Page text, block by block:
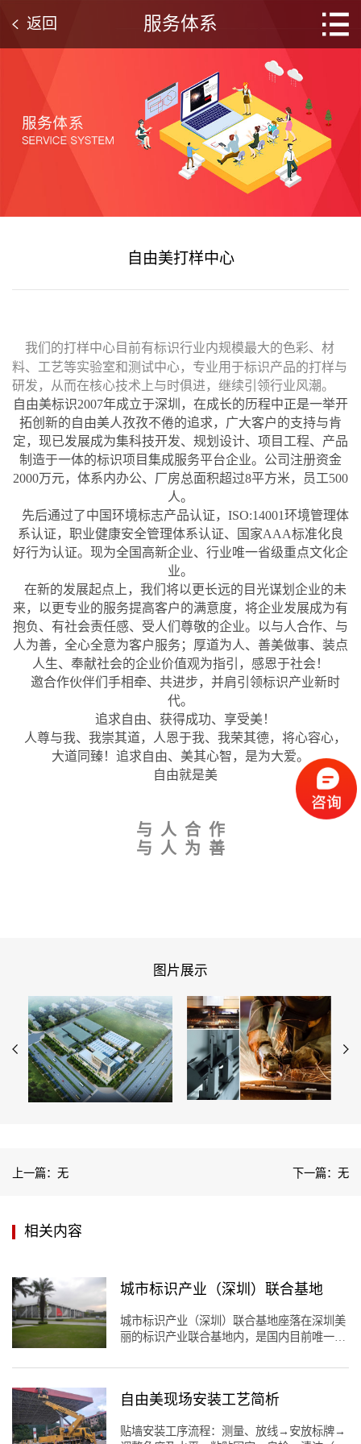
服务体系
返回
自由美打样中心
我们的打样中心目前有标识行业内规模最大的色彩、材
料、工艺等实验室和测试中心，专业用于标识产品的打样与
研发，从而在核心技术上与时俱进，继续引领行业风潮。
自由美标识2007年成立于深圳，在成长的历程中正是一举开
拓创新的自由美人孜孜不倦的追求，广大客户的支持与肯
定，现已发展成为集科技开发、规划设计、项目工程、产品
制造于一体的标识项目集成服务平台企业。公司注册资金
2000万元，体系内办公、厂房总面积超过8平方米，员工500
人。
先后通过了中国环境标志产品认证，ISO:14001环境管理体
系认证，职业健康安全管理体系认证、国家AAA标准化良
好行为认证。现为全国高新企业、行业唯一省级重点文化企
业。
在新的发展起点上，我们将以更长远的目光谋划企业的未
来，以更专业的服务提高客户的满意度，将企业发展成为有
抱负、有社会责任感、受人们尊敬的企业。以与人合作、与
人为善，全心全意为客户服务；厚道为人、善美做事、装点
人生、奉献社会的企业价值观为指引，感恩于社会！
邀合作伙伴们手相牵、共进步，并肩引领标识产业新时
代。
追求自由、获得成功、享受美！
人尊与我、我崇其道，人恩于我、我荣其德，将心容心，
大道同臻！追求自由、美其心智，是为大爱。
自由就是美
与 人 合 作
与 人 为 善
图片展示
上一篇：无 下一篇：无
相关内容
城市标识产业（深圳）联合基地
城市标识产业（深圳）联合基地座落在深圳美
丽的标识产业联合基地内，是国内目前唯一专
由美标识基地产业园是目前国内唯一集标识产
品牌服务于一体的标识行业性服务基地。基地
园区化承载”的理念，坚持实施“项目带动”和
自由美现场安装工艺简析
贴墙安装工序流程：测量、放线→安放标牌→